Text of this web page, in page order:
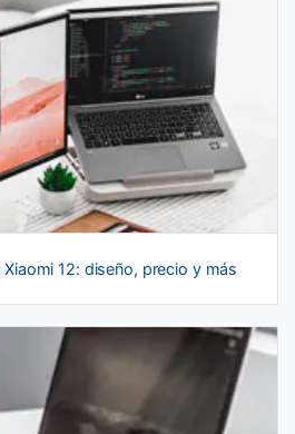
12: diseño, precio y más